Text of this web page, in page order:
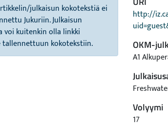
julkaisun kokotekstiä ei
Jukuriin. Julkaisun
voi kuitenkin olla linkki
tallennettuun kokotekstiin.
http://
OKM-
A1
Volyymi
17